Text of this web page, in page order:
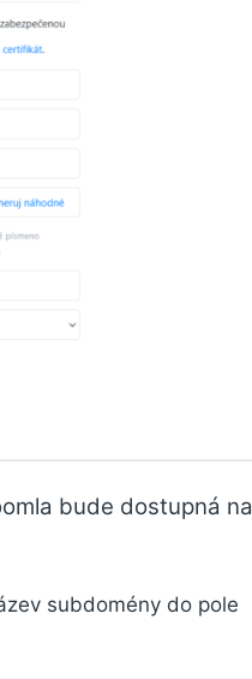
bude dostupná na
subdomény do pole